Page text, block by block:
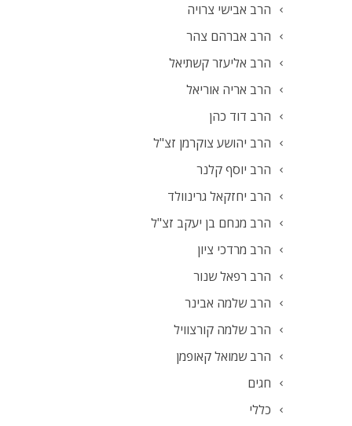
הרב אבישי צרויה
הרב אברהם צהר
הרב אליעזר קשתיאל
הרב אריה אוריאל
הרב דוד כהן
הרב יהושע צוקרמן זצ"ל
הרב יוסף קלנר
הרב יחזקאל גרינוולד
הרב מנחם בן יעקב זצ"ל
הרב מרדכי ציון
הרב רפאל שנור
הרב שלמה אבינר
הרב שלמה קורצוויל
הרב שמואל קאופמן
חגים
כללי